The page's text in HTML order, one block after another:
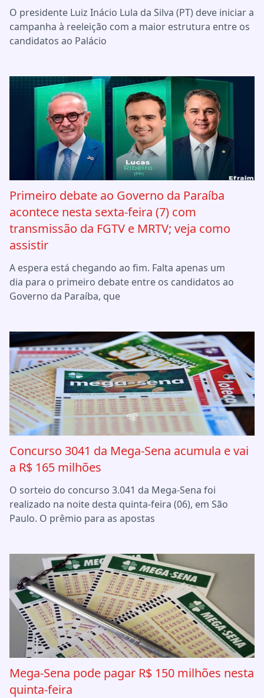
O presidente Luiz Inácio Lula da Silva (PT) deve iniciar a
campanha à reeleição com a maior estrutura entre os
candidatos ao Palácio
Primeiro debate ao Governo da Paraíba
acontece nesta sexta-feira (7) com
transmissão da FGTV e MRTV; veja como
assistir
A espera está chegando ao fim. Falta apenas um
dia para o primeiro debate entre os candidatos ao
Governo da Paraíba, que
Concurso 3041 da Mega-Sena acumula e vai
a R$ 165 milhões
O sorteio do concurso 3.041 da Mega-Sena foi
realizado na noite desta quinta-feira (06), em São
Paulo. O prêmio para as apostas
Mega-Sena pode pagar R$ 150 milhões nesta
quinta-feira